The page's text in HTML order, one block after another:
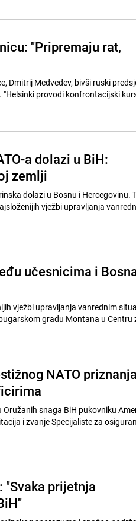
"Pripremaju rat,
Dmitrij Medvedev, bivši ruski
"Helsinki provodi konfrontacijski
a dolazi u BiH:
zemlji
dolazi u Bosnu i Hercegovinu.
vježbi upravljanja
učesnicima i
vježbi upravljanja vanrednim
gradu Montana u Centru
NATO
snaga BiH pukovniku
i zvanje Specijaliste za
"Svaka prijetnja